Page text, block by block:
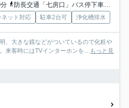
防長交通「七房口」バス停下車 徒歩2分
ネット対応 駐車2台可 浄化槽排水
、大きな鏡などがついているので化粧や
来客時にはTVインターホンを... もっと見